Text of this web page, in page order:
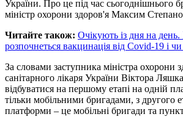
України. Про це під час сьогоднішнього
міністр охорони здоров'я Максим
Читайте також: Очікують із дня на
розпочнеться вакцинація від Сovid-19 і
За словами заступника міністра охорони
санітарного лікаря України Віктора
відбуватися на першому етапі на одній
тільки мобільними бригадами, з другого
платформи – це мобільні бригади та